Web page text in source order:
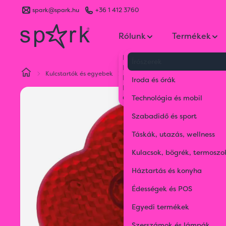
spark@spark.hu +36 1 412 3760
Rólunk
Kik vagyunk
Kapcsolat
Blog
Karrier
Gyakran Ismételt Kérdések
Termékek
Iroda és órák
Technológia és mobil
Szabadidő és sport
Táskák, utazás, wellness
Kulacsok, bögrék,
Háztartás és konyha
Édességek és POS
Egyedi termékek
Kulcstartók és egyebek